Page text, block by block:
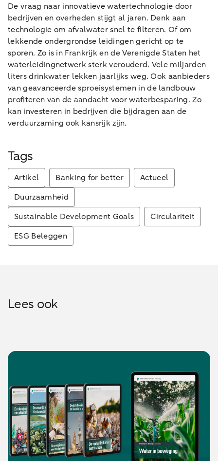
De vraag naar innovatieve watertechnologie door
bedrijven en overheden stijgt al jaren. Denk aan
technologie om afvalwater snel te filteren. Of om
lekkende ondergrondse leidingen gericht op te
sporen. Zo is in Frankrijk en de Verenigde Staten het
waterleidingnetwerk sterk verouderd. Vele miljarden
liters drinkwater lekken jaarlijks weg. Ook aanbieders
van geavanceerde sproeisystemen in de landbouw
profiteren van de aandacht voor waterbesparing. Zo
kan investeren in bedrijven die bijdragen aan de
verduurzaming ook kansrijk zijn.
Tags
Artikel Banking for better
Actueel
Duurzaamheid
Sustainable Development Goals
Circulariteit
ESG Beleggen
Lees ook